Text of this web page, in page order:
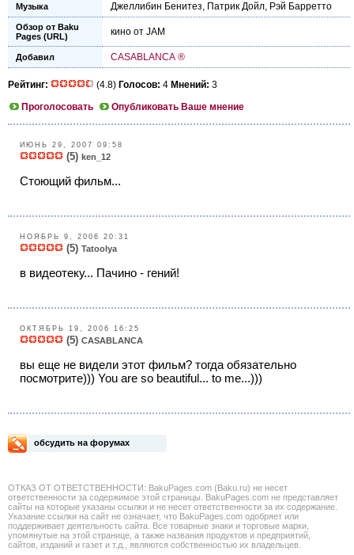
Музыка Джеллибин Бенитез, Патрик Дойл, Рэй Барретто
Обзор от Baku
Pages (URL)
кино от JAM
Добавил CASABLANCA ®
Рейтинг: (4.8) Голосов: 4 Мнений: 3
Проголосовать
Опубликовать Ваше мнение
ИЮНЬ 29, 2007 09:58
(5) ken_12
Стоющий фильм...
НОЯБРЬ 9, 2006 20:31
(5) Tatoolya
в видеотеку... Пачино - гений!
ОКТЯБРЬ 19, 2006 16:25
(5) CASABLANCA
вы еще не видели этот фильм? тогда обязательно
посмотрите))) You are so beautiful... to me...)))
обсудить на форумах
ОТКАЗ ОТ ОТВЕТСТВЕННОСТИ: BakuPages.com (Baku.ru) не несет
ответственности за содержимое этой страницы. BakuPages.com не представляет
сайты на которые указаны ссылки и не несет ответственности за их содержание.
Указание ссылки на сайт не означает, что BakuPages.com одобряет или
поддерживает деятельность сайта. Все товарные знаки и торговые марки,
упомянутые на этой странице, а также названия продуктов и предприятий,
сайтов, изданий и газет и т.д., являются собственностью их владельцев.